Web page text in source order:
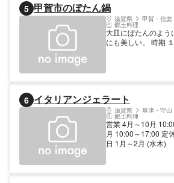
5 甲賀市のぼたん鍋
滋賀県 甲賀・信楽
郷土料理
大皿にぼたんのよう
にも美しい。 時期
6 イタリアンジェラート
滋賀県 草津・守山
郷土料理
営業 4月～10月
月 10:00～17:00 定
日 1月～2月 (水木)